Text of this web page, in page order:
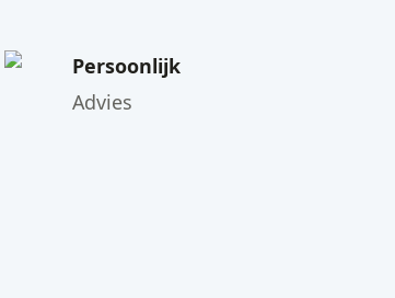
Persoonlijk
Advies